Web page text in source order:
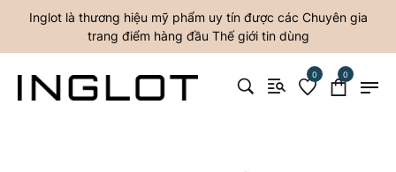
Inglot là thương hiệu mỹ phẩm uy tín được các Chuyên gia
trang điểm hàng đầu Thế giới tin dùng
0 0